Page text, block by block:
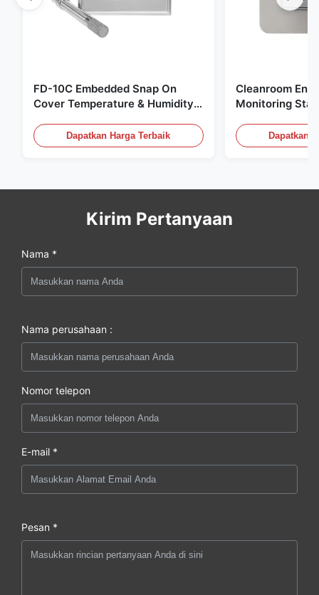
FD-10C Embedded Snap On
Cover Temperature & Humidity
MonitorDapatkan Harga Terbaik
Cleanroom
Monitoring
20mA/RS485
Deteksi Asap
Dapatkan
Kirim Pertanyaan
Nama *
Nama perusahaan :
Nomor telepon
E-mail *
Pesan *